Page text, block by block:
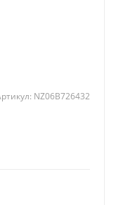
NZ06B726432